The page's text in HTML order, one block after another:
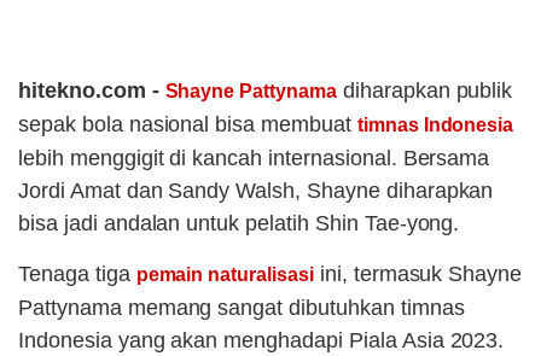
hitekno.com - Shayne Pattynamadiharapkan publik
sepak bola nasional bisa membuat timnas Indonesia
lebih menggigit di kancah internasional. Bersama
Jordi Amat dan Sandy Walsh, Shayne diharapkan
bisa jadi andalan untuk pelatih Shin Tae-yong.
Tenaga tiga pemain naturalisasiini, termasuk Shayne
Pattynama memang sangat dibutuhkan timnas
Indonesia yang akan menghadapi Piala Asia 2023.